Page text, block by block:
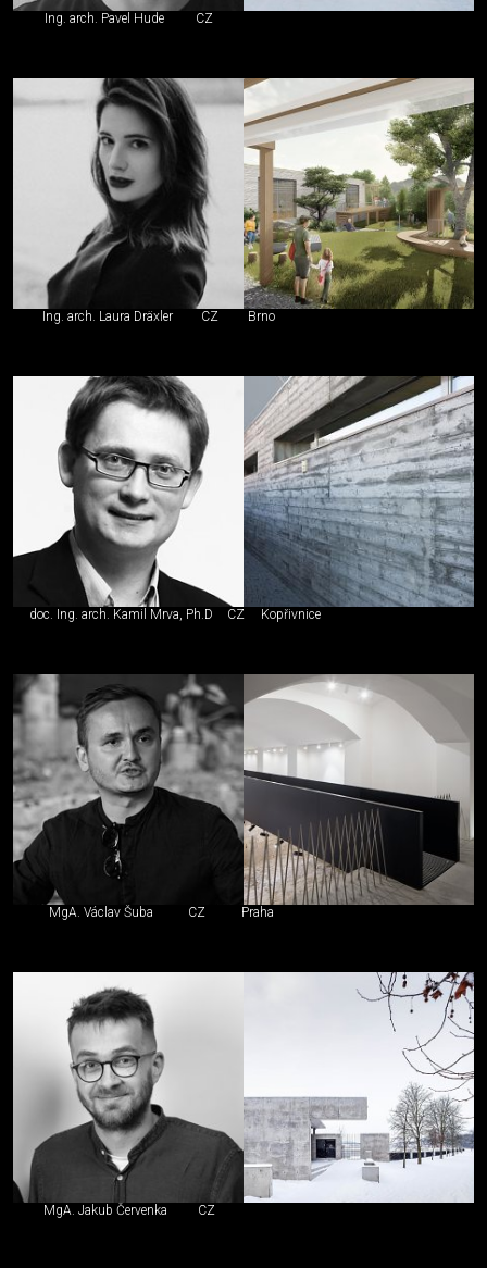
Ing. arch. Pavel Hude CZ
Ing. arch. Laura Dräxler CZ Brno
doc. Ing. arch. Kamil Mrva, Ph.D CZ Kopřivnice
MgA. Václav Šuba CZ Praha
MgA. Jakub Červenka CZ